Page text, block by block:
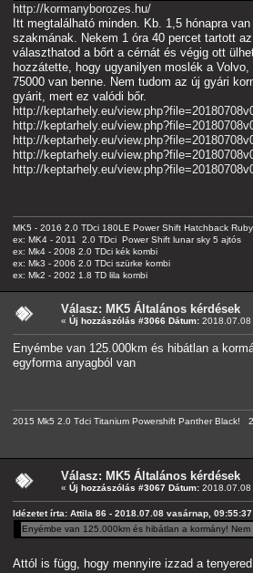
http://kormanyborozes.hu/
Itt megtalálható minden. Kb. 1,5 hónapra
szakmának. Nekem 1 óra 40 percet tartott
választhatod a bőrt a cérnát és végig ott
hozzátette, hogy ugyanilyen moslék a
75000 van benne. Nem tudom az új gyári
gyárit, mert ez valódi bőr.
http://keptarhely.eu/
http://keptarhely.eu/
http://keptarhely.eu/
http://keptarhely.eu/
http://keptarhely.eu/
MK5 - 2016 2.0 TDci 180LE Power Shift Hatchback
ex: MK4 - 2011 2.0 TDci Power Shift lunar sky 5 ajtós
ex: Mk4 - 2008 2.0 TDci kék kombi
ex: Mk3 - 2006 2.0 TDci szürke kombi
ex: Mk2 - 2002 1.8 TD lila kombi
Válasz: MK5 Általános kérdések
« Új hozzászólás #3066 Dátum:
Enyémbe van 125.000km és hibátlan a
egyforma anyagból van
2015 Mk5 2.0 Tdci Titanium Powershift Panther
Válasz: MK5 Általános kérdések
« Új hozzászólás #3067 Dátum:
Idézetet írta: Attila 86 - 2018.07.08 vasárnap, 09:55:37
Enyémbe van 125.000km és hibátlan a kormány!
Attól is függ, hogy mennyire izzad a